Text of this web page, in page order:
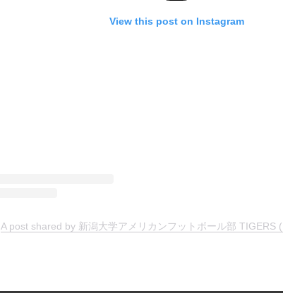
View this post on Instagram
A post shared by 新潟大学アメリカンフットボール部 TIGERS